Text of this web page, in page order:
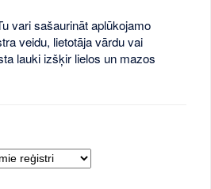
vari sašaurināt aplūkojamo
veidu, lietotāja vārdu vai
lauki izšķir lielos un mazos